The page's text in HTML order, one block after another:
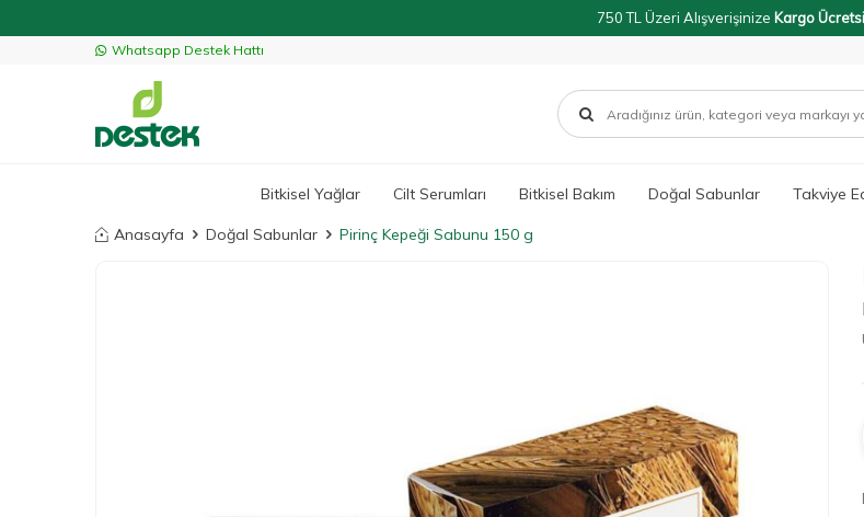
750 TL Üzeri Alışverişinize Kargo
Whatsapp Destek Hattı
Bitkisel Yağlar Cilt Serumları Bitkisel Bakım Doğal Sabunlar Takviye
Anasayfa Doğal Sabunlar Pirinç Kepeği Sabunu 150 g